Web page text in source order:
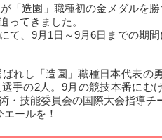
「造園」職種初の金メダルを
ってきました。
て、9月1日～9月6日までの期
れし「造園」職種日本代表の
手の2人。9月の競技本番にむ
・技能委員会の国際大会指導チ
ールを！